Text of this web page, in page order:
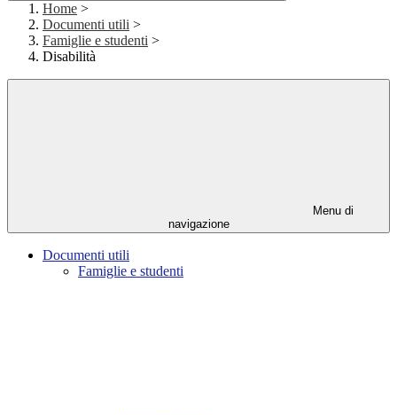
Home >
Documenti utili >
Famiglie e studenti >
Disabilità
Menu di
navigazione
Documenti utili
Famiglie e studenti